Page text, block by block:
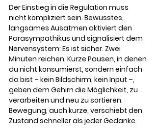
Der Einstieg in die Regulation muss
nicht kompliziert sein. Bewusstes,
langsames Ausatmen aktiviert den
Parasympathikus und signalisiert dem
Nervensystem: Es ist sicher. Zwei
Minuten reichen. Kurze Pausen, in denen
du nicht konsumierst, sondern einfach
da bist – kein Bildschirm, kein Input –,
geben dem Gehirn die Möglichkeit, zu
verarbeiten und neu zu sortieren.
Bewegung, auch kurze, verschiebt den
Zustand schneller als jeder Gedanke.